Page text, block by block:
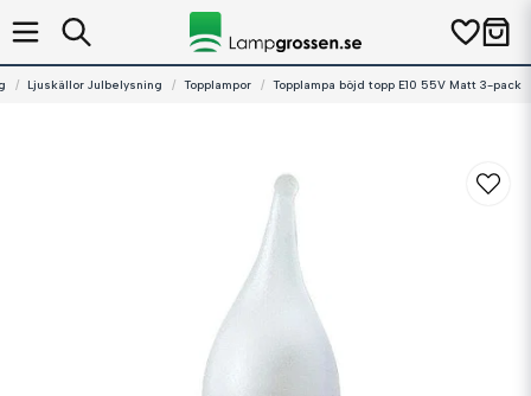
Ljuskällor Julbelysning Topplampor Topplampa böjd topp E10 55V Matt 3-pack